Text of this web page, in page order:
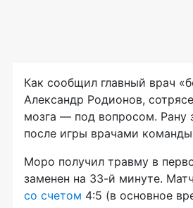
Как сообщил главный врач
Александр Родионов,
мозга — под вопросом. Рану
после игры врачами
Моро получил травму в
заменен на 33-й минуте.
со счетом 4:5 (в основное